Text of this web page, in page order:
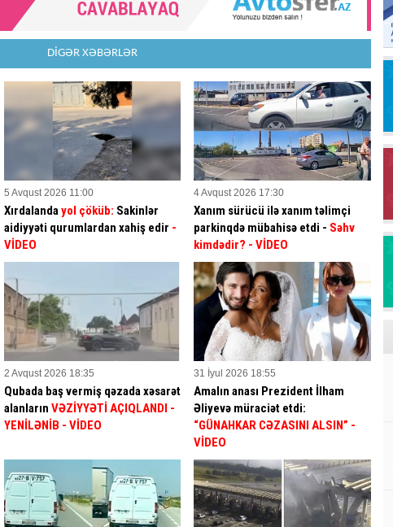
DİGƏR XƏBƏRLƏR
5 Avqust 2026 11:00
Xırdalandayol çöküb: Sakinlər
aidiyyəti qurumlardan xahiş edir -
VİDEO
4 Avqust 2026 17:30
Xanım sürücü ilə xanım təlimçi
parkinqdə mübahisə etdi - Səhv
kimdədir? - VİDEO
2 Avqust 2026 18:35
Qubada baş vermiş qəzada xəsarət
alanların VƏZİYYƏTİ AÇIQLANDI -
YENİLƏNİB - VİDEO
31 İyul 2026 18:55
Amalın anası Prezident İlham
Əliyevə müraciət etdi:
“GÜNAHKAR CƏZASINI ALSIN” -
VİDEO